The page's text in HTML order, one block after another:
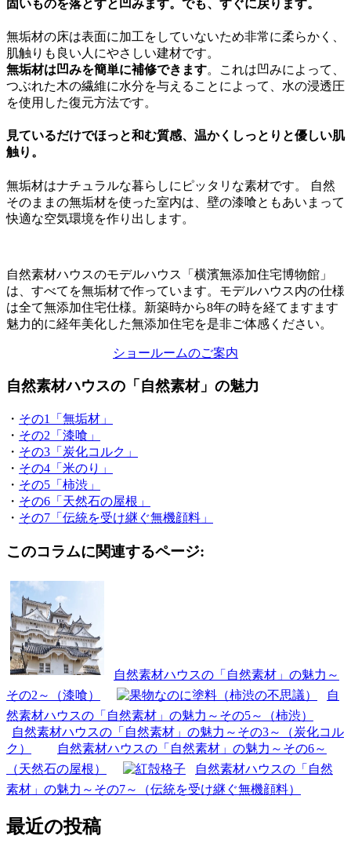
固いものを落とすと凹みます。でも、すぐに戻ります。
無垢材の床は表面に加工をしていないため非常に柔らかく、
肌触りも良い人にやさしい建材です。
無垢材は凹みを簡単に補修できます。これは凹みによって、
つぶれた木の繊維に水分を与えることによって、水の浸透圧
を使用した復元方法です。
見ているだけでほっと和む質感、温かくしっとりと優しい肌
触り。
無垢材はナチュラルな暮らしにピッタリな素材です。 自然
そのままの無垢材を使った室内は、壁の漆喰ともあいまって
快適な空気環境を作り出します。
自然素材ハウスのモデルハウス「横濱無添加住宅博物館」
は、すべてを無垢材で作っています。モデルハウス内の仕様
は全て無添加住宅仕様。新築時から8年の時を経てますます
魅力的に経年美化した無添加住宅を是非ご体感ください。
ショールームのご案内
自然素材ハウスの「自然素材」の魅力
・ その1「無垢材」
・ その2「漆喰」
・ その3「炭化コルク」
・ その4「米のり」
・ その5「柿渋」
・ その6「天然石の屋根」
・ その7「伝統を受け継ぐ無機顔料」
このコラムに関連するページ:
自然素材ハウスの「自然素材」の魅力～
その2～（漆喰）
自
然素材ハウスの「自然素材」の魅力～その5～（柿渋）
自然素材ハウスの「自然素材」の魅力～その3～（炭化コル
ク）
自然素材ハウスの「自然素材」の魅力～その6～
（天然石の屋根）
自然素材ハウスの「自然
素材」の魅力～その7～（伝統を受け継ぐ無機顔料）
最近の投稿